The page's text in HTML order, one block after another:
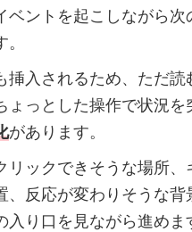
ベントを起こしながら次
挿入されるため、ただ読
ょっとした操作で状況を
があります。
リックできそうな場所、
、反応が変わりそうな背
入り口を見ながら進めま